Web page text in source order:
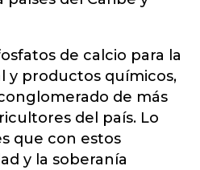
de calcio para la
y productos químicos,
de más
del país. Lo
que con estos
y la soberanía